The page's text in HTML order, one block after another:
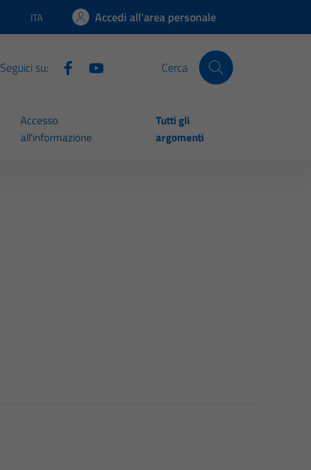
Lingua attiva:
ITA Accedi all'area personale
Seguici su: Cerca
Accesso
all'informazione
Tutti gli
argomenti